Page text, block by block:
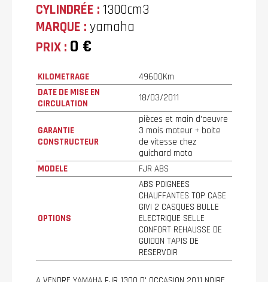
CYLINDRÉE : 1300cm3
MARQUE : yamaha
PRIX : 0 €
KILOMETRAGE
49600Km
DATE DE MISE EN
CIRCULATION
18/03/2011
GARANTIE
CONSTRUCTEUR
pièces et main d'oeuvre
3 mois moteur + boite
de vitesse chez
guichard moto
MODELE
FJR ABS
OPTIONS
ABS POIGNEES
CHAUFFANTES TOP CASE
GIVI 2 CASQUES BULLE
ELECTRIQUE SELLE
CONFORT REHAUSSE DE
GUIDON TAPIS DE
RESERVOIR